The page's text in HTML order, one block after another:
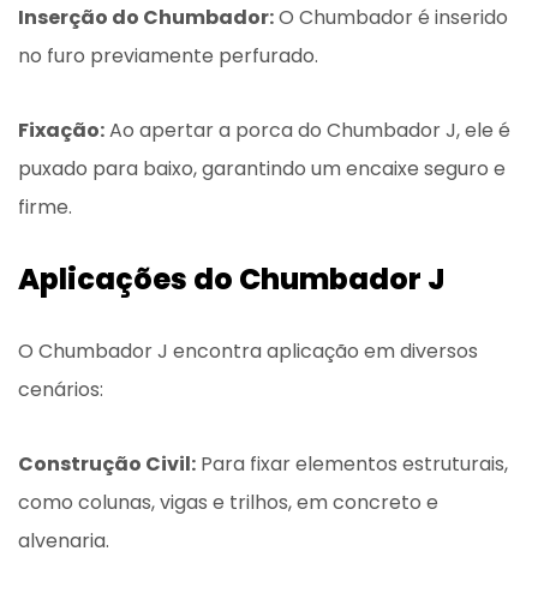
Inserção do Chumbador:O Chumbador é inserido
no furo previamente perfurado.
Fixação:Ao apertar a porca do Chumbador J, ele é
puxado para baixo, garantindo um encaixe seguro e
firme.
Aplicações do Chumbador J
O Chumbador J encontra aplicação em diversos
cenários:
Construção Civil: Para fixar elementos estruturais,
como colunas, vigas e trilhos, em concreto e
alvenaria.